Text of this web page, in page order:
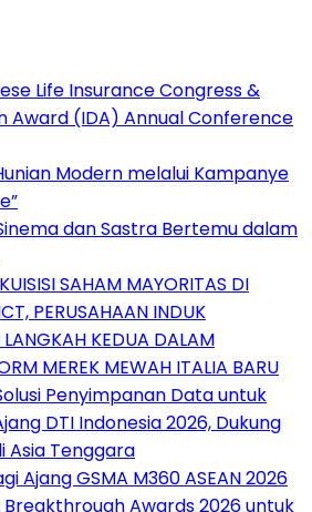
Life Insurance Congress &
Award (IDA) Annual Conference
Modern melalui Kampanye
dan Sastra Bertemu dalam
SAHAM MAYORITAS DI
PERUSAHAAN INDUK
KEDUA DALAM
MEREK MEWAH ITALIA BARU
Penyimpanan Data untuk
DTI Indonesia 2026, Dukung
Asia Tenggara
Ajang GSMA M360 ASEAN 2026
Breakthrough Awards 2026 untuk